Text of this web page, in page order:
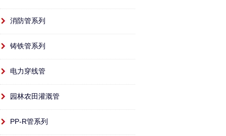
消防管系列
铸铁管系列
电力穿线管
园林农田灌溉管
PP-R管系列